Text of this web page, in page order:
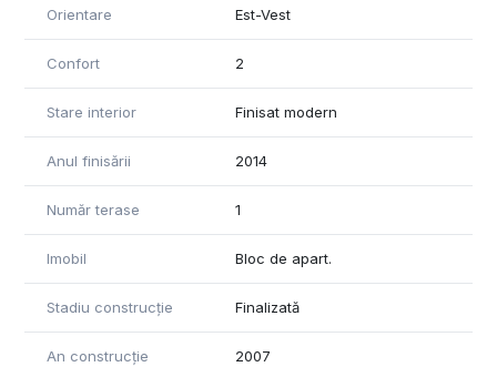
Orientare Est-Vest
Confort 2
Stare interior Finisat modern
Anul finisării 2014
Număr terase 1
Imobil Bloc de apart.
Stadiu construcție Finalizată
An construcție 2007